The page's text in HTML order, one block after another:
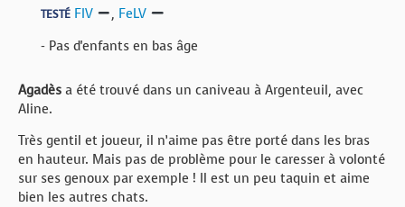
TESTÉ FIV , FeLV
- Pas d'enfants en bas âge
Agadès a été trouvé dans un caniveau à Argenteuil, avec
Aline.
Très gentil et joueur, il n’aime pas être porté dans les bras
en hauteur. Mais pas de problème pour le caresser à volonté
sur ses genoux par exemple ! Il est un peu taquin et aime
bien les autres chats.